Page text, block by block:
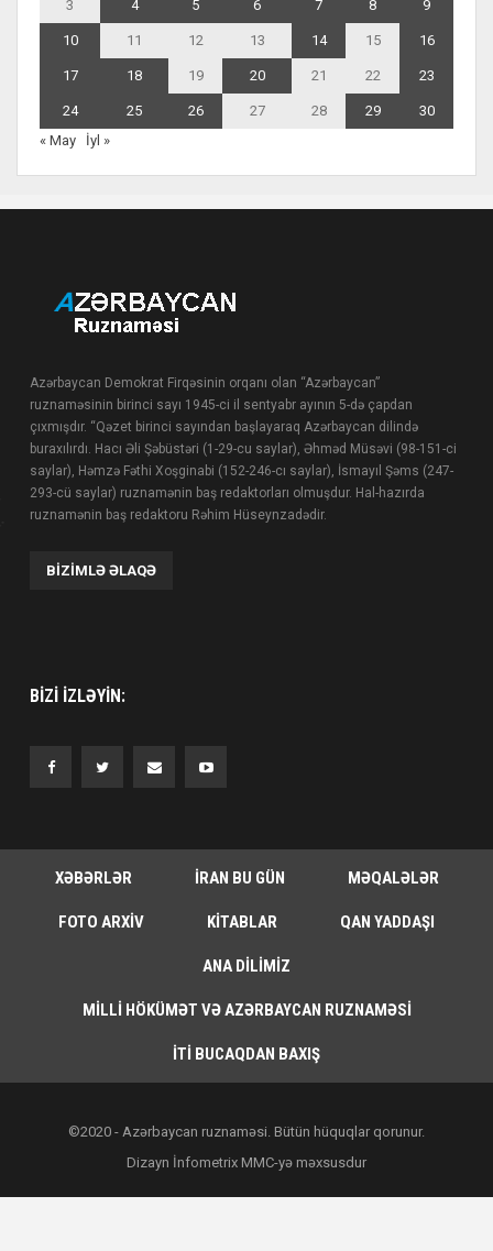
3 4 5 6 7 8 9
10 11 12 13 14 15 16
17 18 19 20 21 22 23
24 25 26 27 28 29
30
« May
İyl »
Azərbaycan Demokrat Firqəsinin orqanı olan “Azərbaycan”
ruznaməsinin birinci sayı 1945-ci il sentyabr ayının 5-də çapdan
çıxmışdır. “Qəzet birinci sayından başlayaraq Azərbaycan dilində
buraxılırdı. Hacı Əli Şəbüstəri (1-29-cu saylar), Əhməd Müsəvi (98-151-ci
saylar), Həmzə Fəthi Xoşginabi (152-246-cı saylar), İsmayıl Şəms (247-
293-cü saylar) ruznamənin baş redaktorları olmuşdur. Hal-hazırda
ruznamənin baş redaktoru Rəhim Hüseynzadədir.
BIZIMLƏ ƏLAQƏ
BIZI IZLƏYIN:
XƏBƏRLƏR İRAN BU GÜN MƏQALƏLƏR
FOTO ARXIV KITABLAR QAN YADDAŞI
ANA DILIMIZ
MILLI HÖKÜMƏT VƏ AZƏRBAYCAN RUZNAMƏSI
İTI BUCAQDAN BAXIŞ
©2020 - Azərbaycan ruznaməsi. Bütün hüquqlar qorunur.
Dizayn İnfometrix MMC-yə məxsusdur